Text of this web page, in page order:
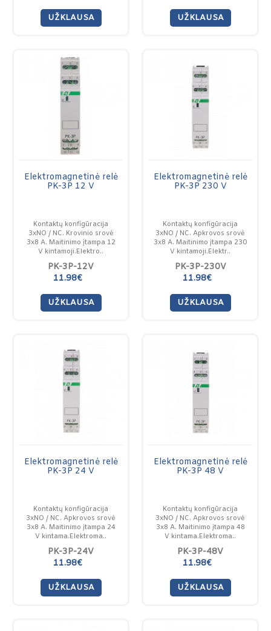
UŽKLAUSA UŽKLAUSA
Elektromagnetinė relė
PK-3P 12 V
Kontaktų konfigūracija
3xNO / NC. Krovinio srovė
3x8 A. Maitinimo įtampa 12
V kintamoji.Elektro..
PK-3P-12V
11.98€
UŽKLAUSA
Elektromagnetinė relė
PK-3P 230 V
Kontaktų konfigūracija
3xNO / NC. Apkrovos srovė
3x8 A. Maitinimo įtampa 230
V kintamoji.Elektr..
PK-3P-230V
11.98€
UŽKLAUSA
Elektromagnetinė relė
PK-3P 24 V
Kontaktų konfigūracija
3xNO / NC. Apkrovos srovė
3x8 A. Maitinimo įtampa 24
V kintama.Elektroma..
PK-3P-24V
11.98€
UŽKLAUSA
Elektromagnetinė relė
PK-3P 48 V
Kontaktų konfigūracija
3xNO / NC. Apkrovos srovė
3x8 A. Maitinimo įtampa 48
V kintama.Elektroma..
PK-3P-48V
11.98€
UŽKLAUSA